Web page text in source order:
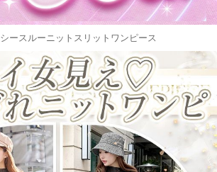
シースルーニットスリットワンピース